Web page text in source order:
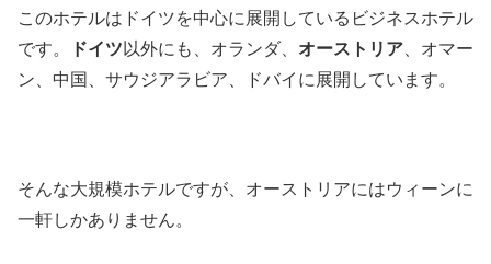
このホテルはドイツを中心に展開しているビジネスホテル
です。
ドイツ 以外にも、オランダ、 オーストリア 、オマー
ン、中国、サウジアラビア、ドバイに展開しています。
そんな大規模ホテルですが、オーストリアにはウィーンに
一軒しかありません。